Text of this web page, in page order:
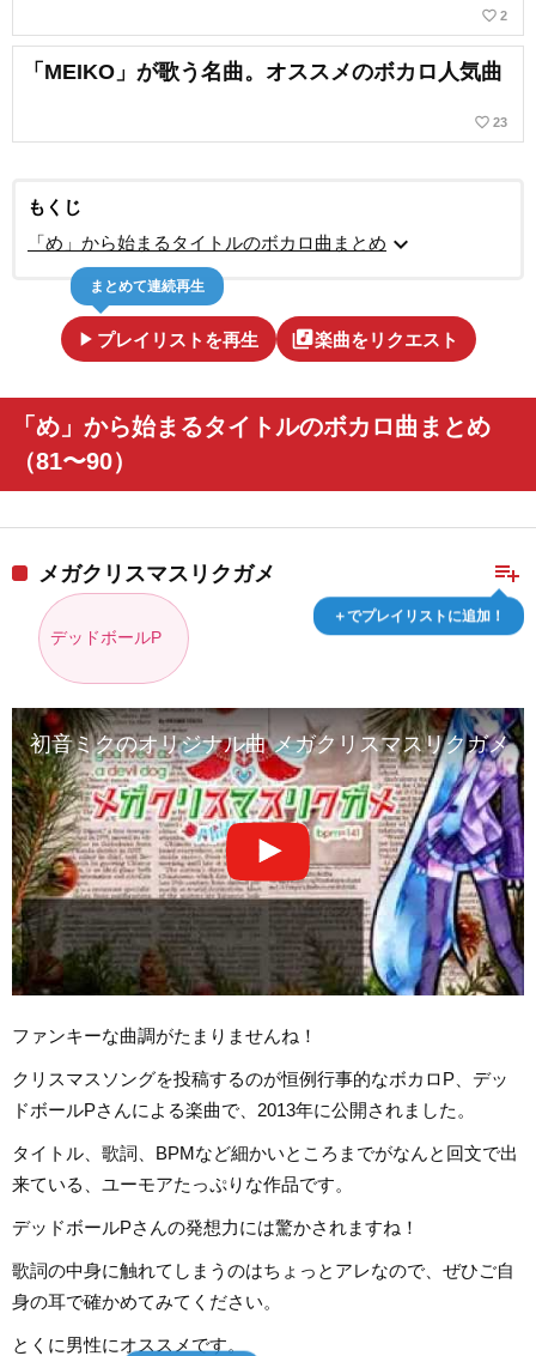
favorite_border 2
「MEIKO」が歌う名曲。オススメのボカロ人気曲
favorite_border 23
もくじ
「め」から始まるタイトルのボカロ曲まとめ expand_more
play_arrow プレイリストを再生
まとめて連続再生
library_music楽曲をリクエスト
「め」から始まるタイトルのボカロ曲まとめ
（81〜90）
playlist_add
＋でプレイリストに追加！
メガクリスマスリクガメ
デッドボールP
初音ミクのオリジナル曲 メガクリスマスリクガメ
ファンキーな曲調がたまりませんね！
クリスマスソングを投稿するのが恒例行事的なボカロP、デッ
ドボールPさんによる楽曲で、2013年に公開されました。
タイトル、歌詞、BPMなど細かいところまでがなんと回文で出
来ている、ユーモアたっぷりな作品です。
デッドボールPさんの発想力には驚かされますね！
歌詞の中身に触れてしまうのはちょっとアレなので、ぜひご自
身の耳で確かめてみてください。
とくに男性にオススメです。